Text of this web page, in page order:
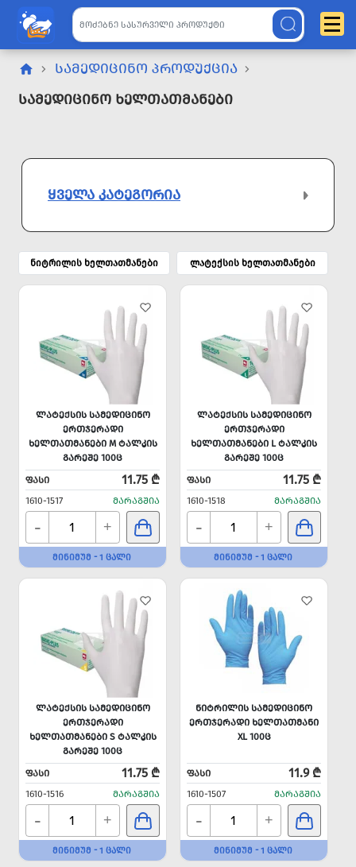
ᲡᲐᲛᲔᲓᲘᲪᲘᲜᲝ ᲞᲠᲝᲓᲣᲥᲪᲘᲐ
Სამედიცინო Ხელთათმანები
ᲧᲕᲔᲚᲐ ᲙᲐᲢᲔᲒᲝᲠᲘᲐ
ნიტრილის ხელთათმანები ლატექსის ხელთათმანები
ᲚᲐᲢᲔᲥᲡᲘᲡ ᲡᲐᲛᲔᲓᲘᲪᲘᲜᲝ
ᲔᲠᲗᲯᲔᲠᲐᲓᲘ
ᲮᲔᲚᲗᲐᲗᲛᲐᲜᲔᲑᲘ M ᲢᲐᲚᲙᲘᲡ
ᲒᲐᲠᲔᲨᲔ 100Ც
ᲤᲐᲡᲘ
11.75 ₾
1610-1517 ᲛᲐᲠᲐᲒᲨᲘᲐ
- +
ᲛᲘᲜᲘᲛᲣᲛ - 1 ᲪᲐᲚᲘ
ᲚᲐᲢᲔᲥᲡᲘᲡ ᲡᲐᲛᲔᲓᲘᲪᲘᲜᲝ
ᲔᲠᲗᲯᲔᲠᲐᲓᲘ
ᲮᲔᲚᲗᲐᲗᲛᲐᲜᲔᲑᲘ L ᲢᲐᲚᲙᲘᲡ
ᲒᲐᲠᲔᲨᲔ 100Ც
ᲤᲐᲡᲘ
11.75 ₾
1610-1518 ᲛᲐᲠᲐᲒᲨᲘᲐ
- +
ᲛᲘᲜᲘᲛᲣᲛ - 1 ᲪᲐᲚᲘ
ᲚᲐᲢᲔᲥᲡᲘᲡ ᲡᲐᲛᲔᲓᲘᲪᲘᲜᲝ
ᲔᲠᲗᲯᲔᲠᲐᲓᲘ
ᲮᲔᲚᲗᲐᲗᲛᲐᲜᲔᲑᲘ S ᲢᲐᲚᲙᲘᲡ
ᲒᲐᲠᲔᲨᲔ 100Ც
ᲤᲐᲡᲘ
11.75 ₾
1610-1516 ᲛᲐᲠᲐᲒᲨᲘᲐ
- +
ᲛᲘᲜᲘᲛᲣᲛ - 1 ᲪᲐᲚᲘ
ᲜᲘᲢᲠᲘᲚᲘᲡ ᲡᲐᲛᲔᲓᲘᲪᲘᲜᲝ
ᲔᲠᲗᲯᲔᲠᲐᲓᲘ ᲮᲔᲚᲗᲐᲗᲛᲐᲜᲘ
XL 100Ც
ᲤᲐᲡᲘ 11.9 ₾
1610-1507 ᲛᲐᲠᲐᲒᲨᲘᲐ
- +
ᲛᲘᲜᲘᲛᲣᲛ - 1 ᲪᲐᲚᲘ